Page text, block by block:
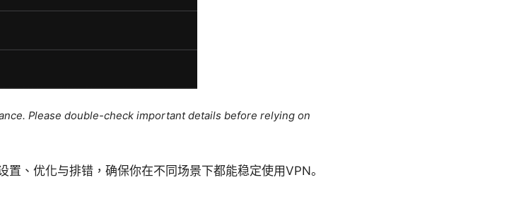
Please double-check important details before relying on
、优化与排错，确保你在不同场景下都能稳定使用VPN。